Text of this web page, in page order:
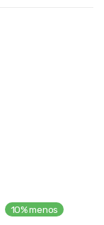
10% menos